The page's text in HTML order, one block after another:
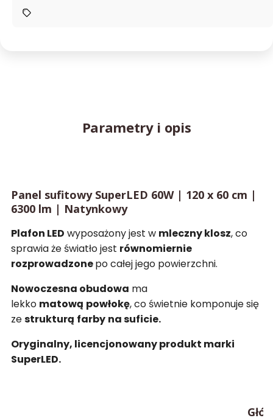
Parametry i opis
Panel sufitowy SuperLED 60W | 120 x 60 cm |
6300 lm | Natynkowy
Plafon LED wyposażony jest w mleczny klosz, co
sprawia że światło jest równomiernie
rozprowadzonepo całej jego powierzchni.
Nowoczesna obudowa ma
lekko matową powłokę, co świetnie komponuje się
zestrukturą farby na suficie.
Oryginalny, licencjonowany produkt marki
SuperLED.